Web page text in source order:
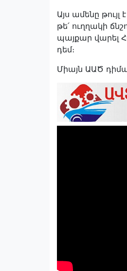
Այս ամենը
թե՛ ուղղակի
պայքար վարել
դեմ։
Միայն ԱԱԾ